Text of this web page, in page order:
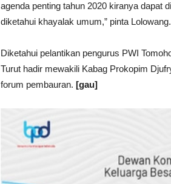
agenda penting tahun 2020 kiranya dapat
diketahui khayalak umum,” pinta Lolowang.
Diketahui pelantikan pengurus PWI
Turut hadir mewakili Kabag Prokopim
forum pembauran. [gau]